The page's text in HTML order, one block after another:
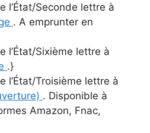
l’État/Seconde lettre à
. A emprunter en
l’État/Sixième lettre à
.}
l’État/Troisième lettre à
. Disponible à
Amazon, Fnac,